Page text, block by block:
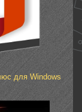
для Windows